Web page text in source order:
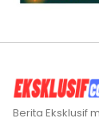
Berita Eksklusif